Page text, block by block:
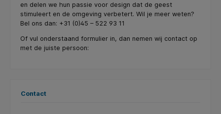
en delen we hun passie voor design dat de geest
stimuleert en de omgeving verbetert. Wil je meer weten?
Bel ons dan: +31 (0)45 – 522 93 11
Of vul onderstaand formulier in, dan nemen wij contact op
met de juiste persoon:
Contact